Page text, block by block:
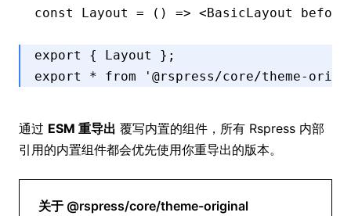
const Layout = () => <BasicLayout
export
{ Layout };
export
* from '@rspress/core/theme-
通过 ESM 重导出 覆写内置的组件，所有 Rspress 内部
引用的内置组件都会优先使用你重导出的版本。
关于 @rspress/core/theme-original